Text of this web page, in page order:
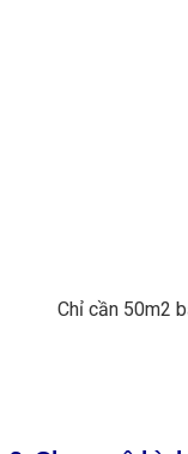
Chỉ cần 50m2